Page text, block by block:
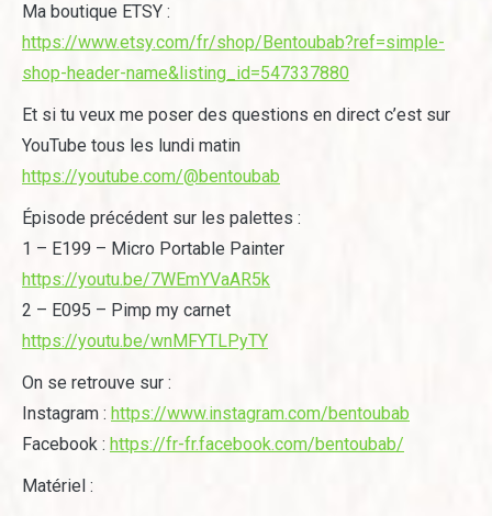
Ma boutique ETSY :
https://www.etsy.com/fr/shop/Bentoubab?ref=simple-
shop-header-name&listing_id=547337880
Et si tu veux me poser des questions en direct c’est sur
YouTube tous les lundi matin
https://youtube.com/@bentoubab
Épisode précédent sur les palettes :
1 – E199 – Micro Portable Painter
https://youtu.be/7WEmYVaAR5k
2 – E095 – Pimp my carnet
https://youtu.be/wnMFYTLPyTY
On se retrouve sur :
Instagram : https://www.instagram.com/bentoubab
Facebook : https://fr-fr.facebook.com/bentoubab/
Matériel :